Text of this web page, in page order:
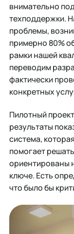
внимательно
техподдержки.
проблемы,
примерно 80%
рамки нашей
переводим
фактически
конкретных
Пилотный
результаты
система,
помогает
ориентированы
ключе. Есть
что было бы